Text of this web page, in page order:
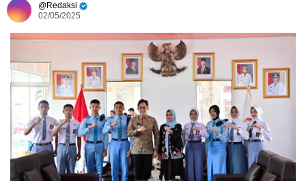
Redaksi
02/05/2025